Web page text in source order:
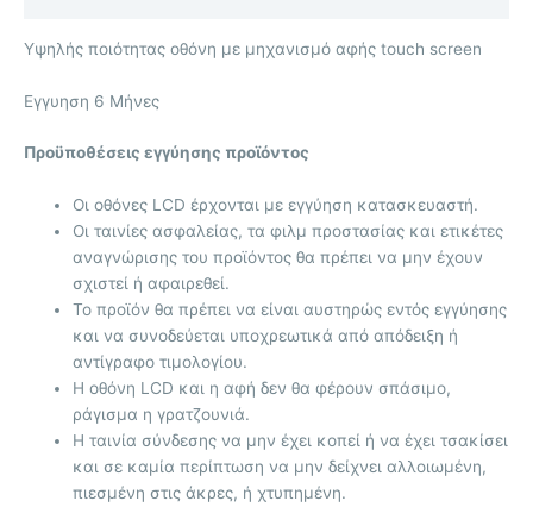
Υψηλής ποιότητας οθόνη με μηχανισμό αφής touch screen
Eγγυηση 6 Μήνες
Προϋποθέσεις εγγύησης προϊόντος
Οι οθόνες LCD έρχονται με εγγύηση κατασκευαστή.
Οι ταινίες ασφαλείας, τα φιλμ προστασίας και ετικέτες
αναγνώρισης του προϊόντος θα πρέπει να μην έχουν
σχιστεί ή αφαιρεθεί.
Το προϊόν θα πρέπει να είναι αυστηρώς εντός εγγύησης
και να συνοδεύεται υποχρεωτικά από απόδειξη ή
αντίγραφο τιμολογίου.
Η οθόνη LCD και η αφή δεν θα φέρουν σπάσιμο,
ράγισμα η γρατζουνιά.
Η ταινία σύνδεσης να μην έχει κοπεί ή να έχει τσακίσει
και σε καμία περίπτωση να μην δείχνει αλλοιωμένη,
πιεσμένη στις άκρες, ή χτυπημένη.